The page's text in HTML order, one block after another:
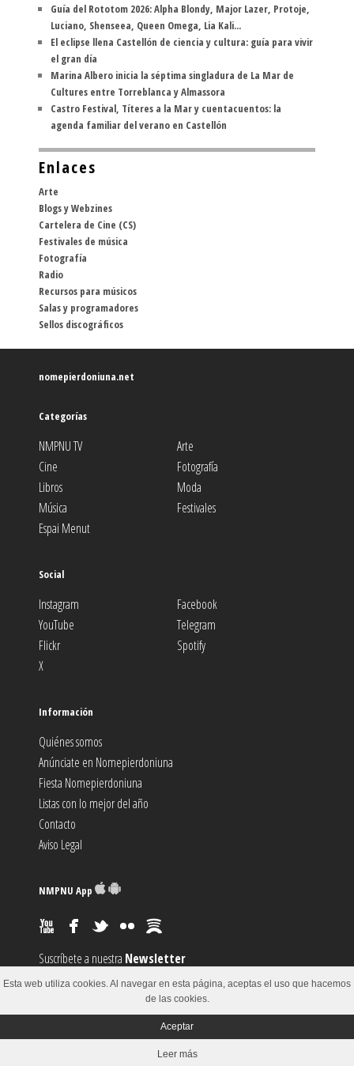
Guía del Rototom 2026: Alpha Blondy, Major Lazer, Protoje,
Luciano, Shenseea, Queen Omega, Lia Kali...
El eclipse llena Castellón de ciencia y cultura: guía para vivir
el gran día
Marina Albero inicia la séptima singladura de La Mar de
Cultures entre Torreblanca y Almassora
Castro Festival, Títeres a la Mar y cuentacuentos: la
agenda familiar del verano en Castellón
Enlaces
Arte
Blogs y Webzines
Cartelera de Cine (CS)
Festivales de música
Fotografía
Radio
Recursos para músicos
Salas y programadores
Sellos discográficos
nomepierdoniuna.net
Categorías
NMPNU TV
Arte
Cine
Fotografía
Libros
Moda
Música
Festivales
Espai Menut
Social
Instagram
Facebook
YouTube
Telegram
Flickr
Spotify
X
Información
Quiénes somos
Anúnciate en Nomepierdoniuna
Fiesta Nomepierdoniuna
Listas con lo mejor del año
Contacto
Aviso Legal
NMPNU App
Suscríbete a nuestra Newsletter
Suscríbete al canalRSS
© 2002-2018
Esta web utiliza cookies. Al navegar en esta página, aceptas el uso que hacemos
de las cookies.
Aceptar
Leer más